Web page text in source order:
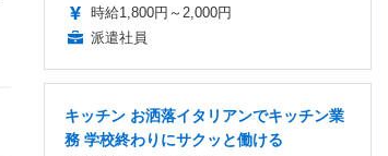
時給1,800円～2,000円
派遣社員
キッチン お洒落イタリアンでキッチン業
務 学校終わりにサクッと働ける